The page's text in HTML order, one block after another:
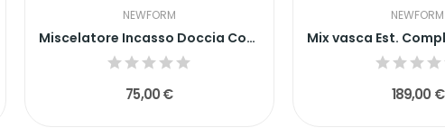
NEWFORM
Miscelatore Incasso Doccia Completo Extro Cromo...
75,00 €
NEWFORM
189,00 €